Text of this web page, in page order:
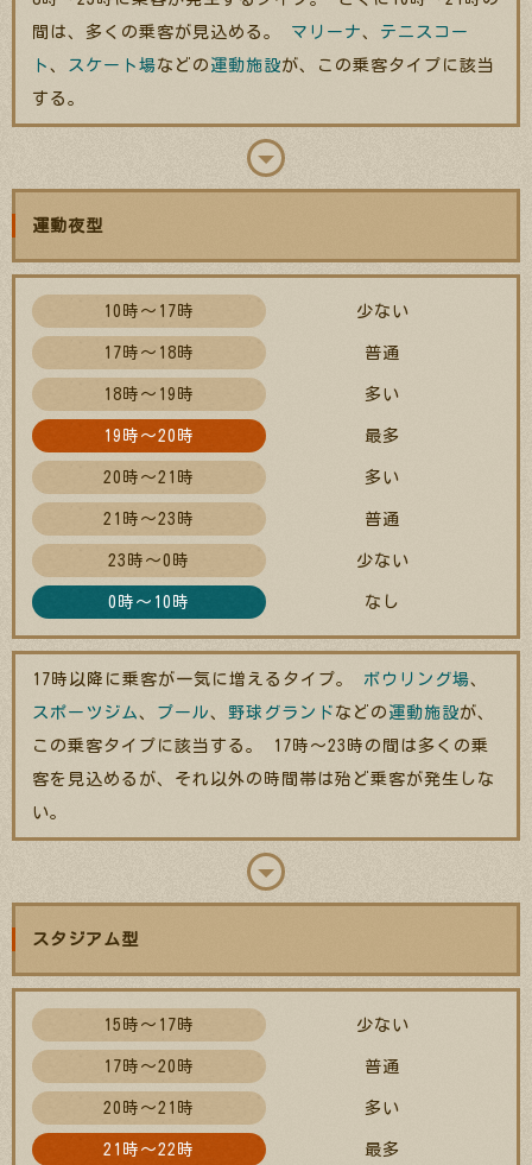
間は、多くの乗客が見込める。 マリーナ、 テニスコー
ト 、 スケート場などの 運動施設が、この乗客タイプに該当
する。
運動夜型
10時～17時 少ない
17時～18時 普通
18時～19時 多い
19時～20時 最多
20時～21時 多い
21時～23時 普通
23時～0時 少ない
0時～10時 なし
17時以降に乗客が一気に増えるタイプ。 ボウリング場、
スポーツジム、 プール、 野球グランド などの 運動施設が、
この乗客タイプに該当する。 17時～23時の間は多くの乗
客を見込めるが、それ以外の時間帯は殆ど乗客が発生しな
い。
スタジアム型
15時～17時 少ない
17時～20時 普通
20時～21時 多い
21時～22時 最多